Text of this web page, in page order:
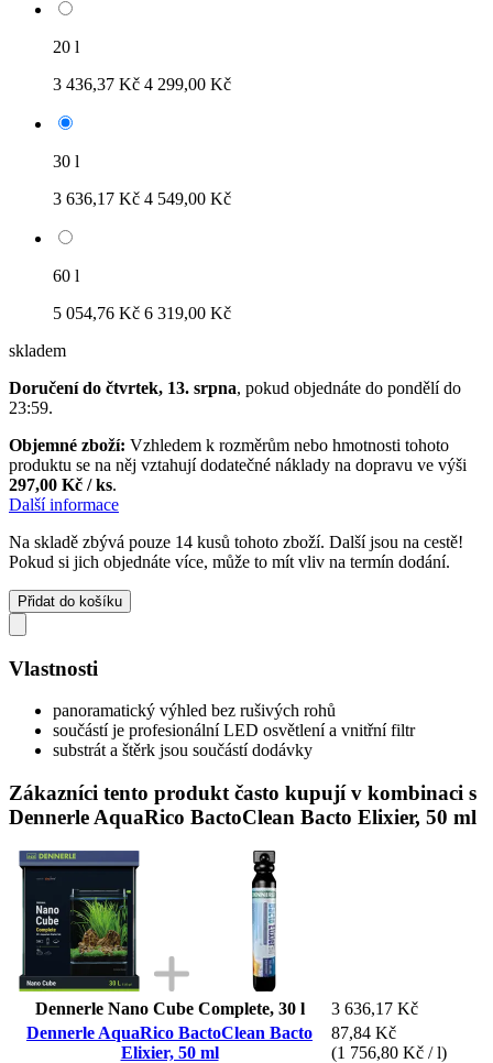
20 l
3 436,37 Kč 4 299,00 Kč
30 l
3 636,17 Kč 4 549,00 Kč
60 l
5 054,76 Kč 6 319,00 Kč
skladem
Doručení do čtvrtek, 13. srpna, pokud objednáte do pondělí do
23:59.
Objemné zboží: Vzhledem k rozměrům nebo hmotnosti tohoto
produktu se na něj vztahují dodatečné náklady na dopravu ve výši
297,00 Kč / ks.
Další informace
Na skladě zbývá pouze 14 kusů tohoto zboží. Další jsou na cestě!
Pokud si jich objednáte více, může to mít vliv na termín dodání.
Přidat do košíku
Vlastnosti
panoramatický výhled bez rušivých rohů
součástí je profesionální LED osvětlení a vnitřní filtr
substrát a štěrk jsou součástí dodávky
Zákazníci tento produkt často kupují v kombinaci s
Dennerle AquaRico BactoClean Bacto Elixier, 50 ml
Dennerle Nano Cube Complete, 30 l
3 636,17 Kč
Dennerle AquaRico BactoClean Bacto
Elixier, 50 ml
87,84 Kč
(1 756,80 Kč / l)